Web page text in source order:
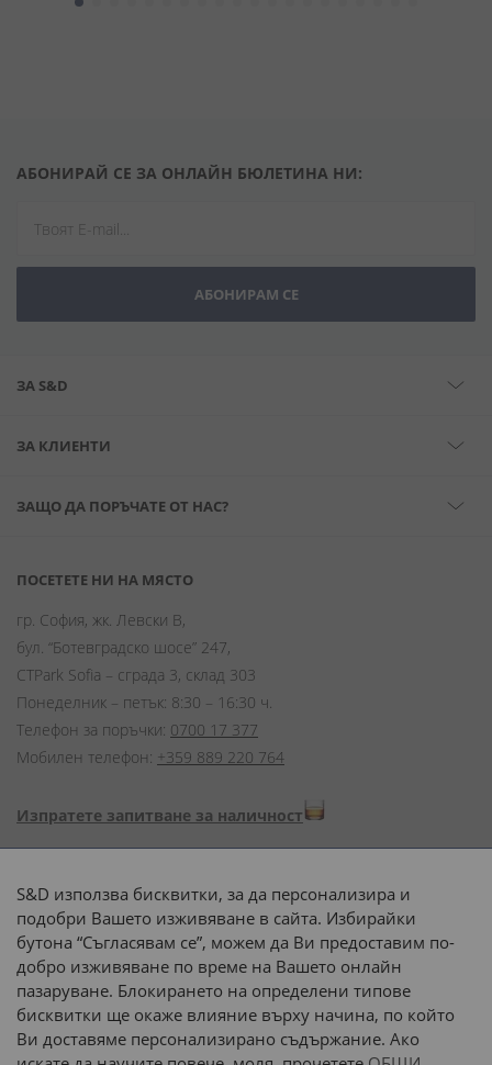
АБОНИРАЙ СЕ ЗА ОНЛАЙН БЮЛЕТИНА НИ:
АБОНИРАМ СЕ
ЗА S&D
ЗА КЛИЕНТИ
ЗАЩО ДА ПОРЪЧАТЕ ОТ НАС?
ПОСЕТЕТЕ НИ НА МЯСТО
гр. София, жк. Левски В,
бул. “Ботевградско шосе” 247,
CTPark Sofia – сграда 3, склад 303
Понеделник – петък: 8:30 – 16:30 ч.
Телефон за поръчки: 0700 17 377
Мобилен телефон: +359 889 220 764
Изпратете запитване за наличност
Начини на плащане:
Доставка до адрес с:
или
наш транспорт
S&D използва бисквитки, за да персонализира и
подобри Вашето изживяване в сайта. Избирайки
бутона “Съгласявам се”, можем да Ви предоставим по-
добро изживяване по време на Вашето онлайн
пазаруване. Блокирането на определени типове
бисквитки ще окаже влияние върху начина, по който
Ви доставяме персонализирано съдържание. Ако